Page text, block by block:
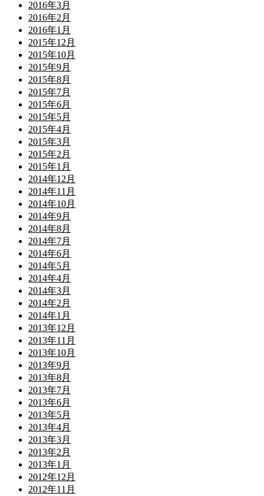
2016年3月
2016年2月
2016年1月
2015年12月
2015年10月
2015年9月
2015年8月
2015年7月
2015年6月
2015年5月
2015年4月
2015年3月
2015年2月
2015年1月
2014年12月
2014年11月
2014年10月
2014年9月
2014年8月
2014年7月
2014年6月
2014年5月
2014年4月
2014年3月
2014年2月
2014年1月
2013年12月
2013年11月
2013年10月
2013年9月
2013年8月
2013年7月
2013年6月
2013年5月
2013年4月
2013年3月
2013年2月
2013年1月
2012年12月
2012年11月